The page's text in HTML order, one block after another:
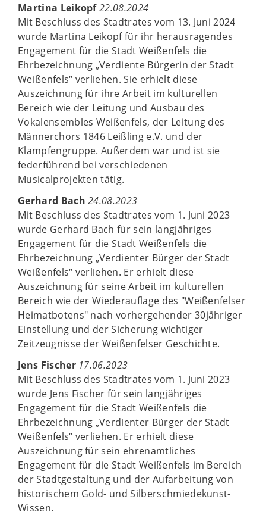
Martina Leikopf22.08.2024
Mit Beschluss des Stadtrates vom 13. Juni 2024
wurde Martina Leikopf für ihr herausragendes
Engagement für die Stadt Weißenfels die
Ehrbezeichnung „Verdiente Bürgerin der Stadt
Weißenfels“ verliehen. Sie erhielt diese
Auszeichnung für ihre Arbeit im kulturellen
Bereich wie der Leitung und Ausbau des
Vokalensembles Weißenfels, der Leitung des
Männerchors 1846 Leißling e.V. und der
Klampfengruppe. Außerdem war und ist sie
federführend bei verschiedenen
Musicalprojekten tätig.
Gerhard Bach 24.08.2023
Mit Beschluss des Stadtrates vom 1. Juni 2023
wurde Gerhard Bach für sein langjähriges
Engagement für die Stadt Weißenfels die
Ehrbezeichnung „Verdienter Bürger der Stadt
Weißenfels“ verliehen. Er erhielt diese
Auszeichnung für seine Arbeit im kulturellen
Bereich wie der Wiederauflage des "Weißenfelser
Heimatbotens" nach vorhergehender 30jähriger
Einstellung und der Sicherung wichtiger
Zeitzeugnisse der Weißenfelser Geschichte.
Jens Fischer 17.06.2023
Mit Beschluss des Stadtrates vom 1. Juni 2023
wurde Jens Fischer für sein langjähriges
Engagement für die Stadt Weißenfels die
Ehrbezeichnung „Verdienter Bürger der Stadt
Weißenfels“ verliehen. Er erhielt diese
Auszeichnung für sein ehrenamtliches
Engagement für die Stadt Weißenfels im Bereich
der Stadtgestaltung und der Aufarbeitung von
historischem Gold- und Silberschmiedekunst-
Wissen.